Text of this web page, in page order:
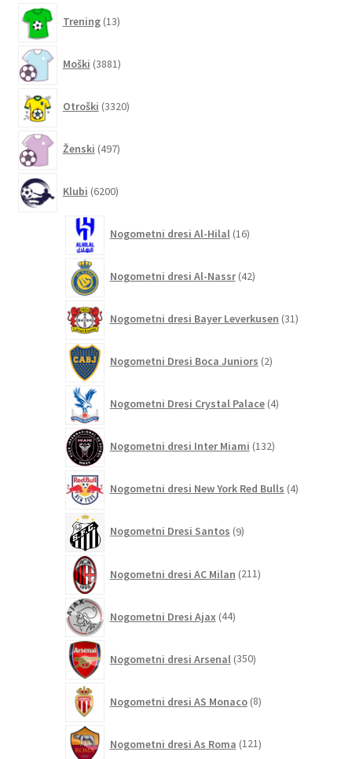
Trening 13izdelkov
Moški 3881izdelkov
Otroški 3320izdelkov
Ženski 497izdelkov
Klubi 6200izdelkov
Nogometni dresi Al-Hilal 16izdelkov
Nogometni dresi Al-Nassr 42izdelkov
Nogometni dresi Bayer Leverkusen 31izdelkov
Nogometni Dresi Boca Juniors 2izdelka
Nogometni Dresi Crystal Palace 4izdelki
Nogometni dresi Inter Miami 132izdelkov
Nogometni dresi New York Red Bulls 4izdelki
Nogometni Dresi Santos 9izdelkov
Nogometni dresi AC Milan 211izdelkov
Nogometni Dresi Ajax 44izdelkov
Nogometni dresi Arsenal 350izdelkov
Nogometni dresi AS Monaco 8izdelkov
Nogometni dresi As Roma 121izdelkov